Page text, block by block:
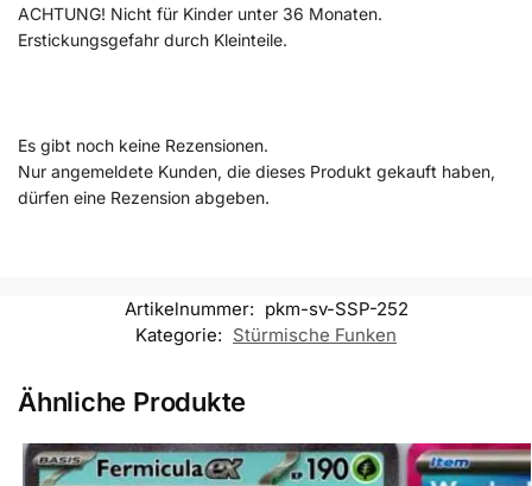
ACHTUNG! Nicht für Kinder unter 36 Monaten.
Erstickungsgefahr durch Kleinteile.
Es gibt noch keine Rezensionen.
Nur angemeldete Kunden, die dieses Produkt gekauft haben,
dürfen eine Rezension abgeben.
Artikelnummer: pkm-sv-SSP-252
Kategorie: Stürmische Funken
Ähnliche Produkte